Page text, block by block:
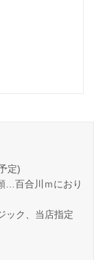
定)
…百合川ｍにおり
ック、当店指定